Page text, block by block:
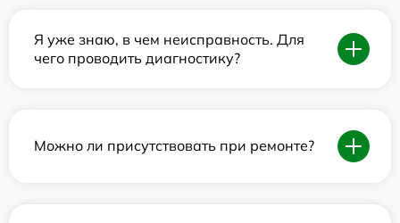
Я уже знаю, в чем неисправность. Для
чего проводить диагностику?
Можно ли присутствовать при ремонте?